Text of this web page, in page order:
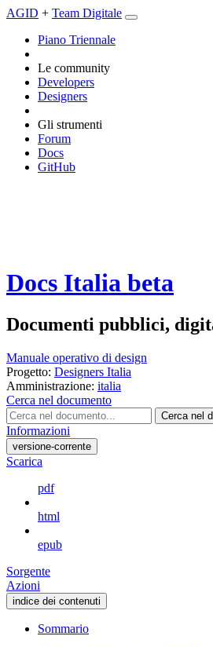
AGID + Team Digitale
Piano Triennale
Le community
Developers
Designers
Gli strumenti
Forum
Docs
GitHub
Docs Italia beta
Documenti pubblici,
Manuale operativo di design
Progetto: Designers Italia
Amministrazione: italia
Cerca nel documento
Cerca nel
Informazioni
versione-corrente
Scarica
pdf
html
epub
Sorgente
Azioni
indice dei contenuti
Sommario